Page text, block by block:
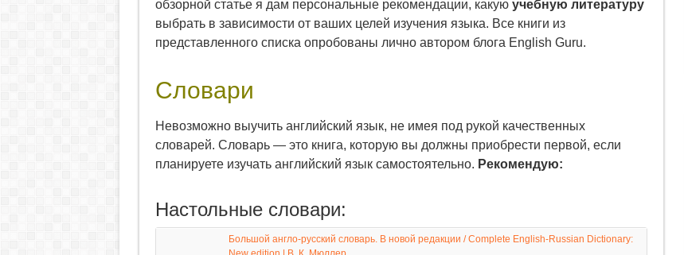
обзорной статье я дам персональные рекомендации, какую учебную литературу
выбрать в зависимости от ваших целей изучения языка. Все книги из
представленного списка опробованы лично автором блога English Guru.
Словари
Невозможно выучить английский язык, не имея под рукой качественных
словарей. Словарь — это книга, которую вы должны приобрести первой, если
планируете изучать английский язык самостоятельно. Рекомендую:
Настольные словари:
Большой англо-русский словарь. В новой редакции / Complete English-Russian Dictionary: